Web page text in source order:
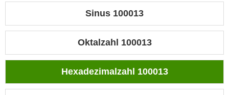
Sinus 100013
Oktalzahl 100013
Hexadezimalzahl 100013